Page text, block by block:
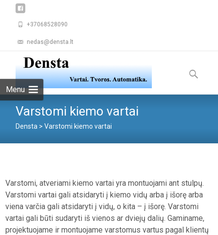
+37068528090
nedas@densta.lt
Menu
to
content
Ieškoti:
Varstomi kiemo vartai
Densta > Varstomi kiemo vartai
Varstomi, atveriami kiemo vartai yra montuojami ant stulpų.
Varstomi vartai gali atsidaryti į kiemo vidų arba į išorę arba
viena varčia gali atsidaryti į vidų, o kita – į išorę. Varstomi
vartai gali būti sudaryti iš vienos ar dviejų dalių. Gaminame,
projektuojame ir montuojame varstomus vartus pagal klientų